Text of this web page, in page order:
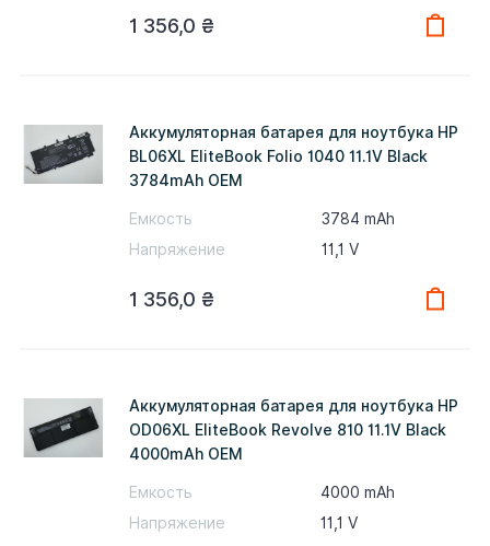
1 356,0 ₴
Аккумуляторная батарея для ноутбука HP
BL06XL EliteBook Folio 1040 11.1V Black
3784mAh OEM
Емкость
3784 mAh
Напряжение
11,1 V
1 356,0 ₴
Аккумуляторная батарея для ноутбука HP
OD06XL EliteBook Revolve 810 11.1V Black
4000mAh OEM
Емкость
4000 mAh
Напряжение
11,1 V